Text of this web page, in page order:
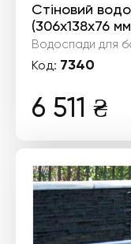
Стіновий
(306х138х76
Водоспади для
Код: 7340
6 511 ₴